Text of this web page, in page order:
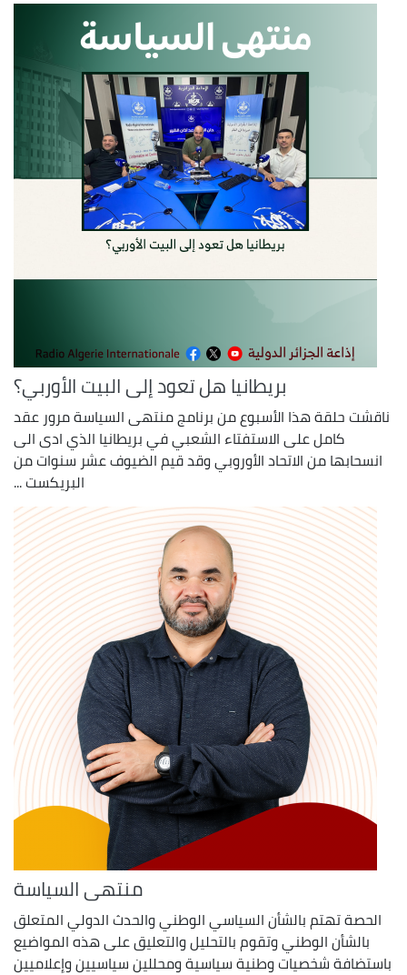
بريطانيا هل تعود إلى البيت الأوربي؟
ناقشت حلقة هذا الأسبوع من برنامج منتهى السياسة مرور عقد
كامل على الاستفتاء الشعبي في بريطانيا الذي ادى الى
انسحابها من الاتحاد الأوروبي وقد قيم الضيوف عشر سنوات من
البريكست ...
منتهى السياسة
الحصة تهتم بالشأن السياسي الوطني والحدث الدولي المتعلق
بالشأن الوطني وتقوم بالتحليل والتعليق على هذه المواضيع
باستضافة شخصيات وطنية سياسية ومحللين سياسيين وإعلاميين